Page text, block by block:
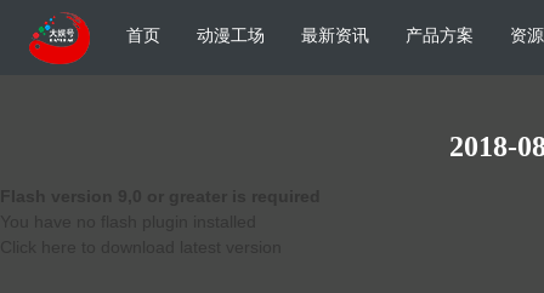
首页 动漫工场 最新资讯 产品方案 资
2018-